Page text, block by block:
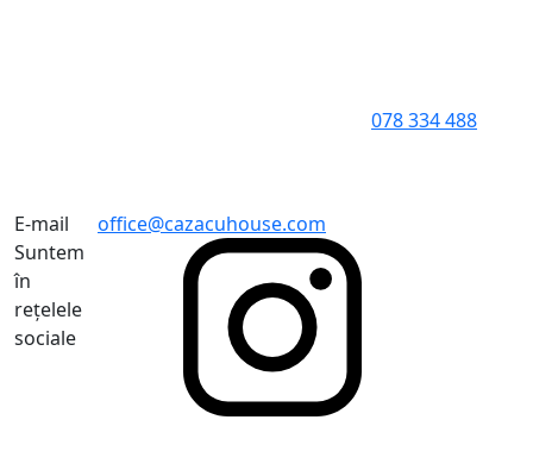
078 334 488
E-mail
office@cazacuhouse.com
Suntem
în
rețelele
sociale